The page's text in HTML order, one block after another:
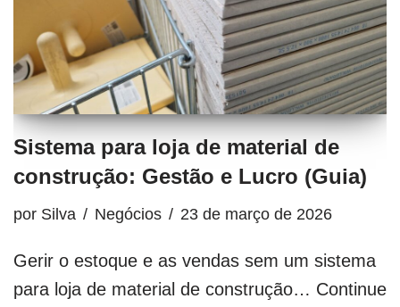
Sistema para loja de material de
construção: Gestão e Lucro (Guia)
por Silva Negócios 23 de março de 2026
Gerir o estoque e as vendas sem um sistema
para loja de material de construção… Continue